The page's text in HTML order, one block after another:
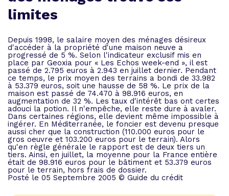
limites
Depuis 1998, le salaire moyen des ménages désireux
d'accéder à la propriété d'une maison neuve a
progressé de 5 %. Selon l'indicateur exclusif mis en
place par Geoxia pour « Les Echos week-end », il est
passé de 2.795 euros à 2.943 en juillet dernier. Pendant
ce temps, le prix moyen des terrains a bondi de 33.982
à 53.379 euros, soit une hausse de 58 %. Le prix de la
maison est passé de 74.470 à 98.916 euros, en
augmentation de 32 %. Les taux d'intérêt bas ont certes
adouci la potion. Il n'empêche, elle reste dure à avaler.
Dans certaines régions, elle devient même impossible à
ingérer. En Méditerranée, le foncier est devenu presque
aussi cher que la construction (110.000 euros pour le
gros oeuvre et 103.200 euros pour le terrain). Alors
qu'en règle générale le rapport est de deux tiers un
tiers. Ainsi, en juillet, la moyenne pour la France entière
était de 98.916 euros pour le bâtiment et 53.379 euros
pour le terrain, hors frais de dossier.
Posté le 05 Septembre 2005 © Guide du crédit